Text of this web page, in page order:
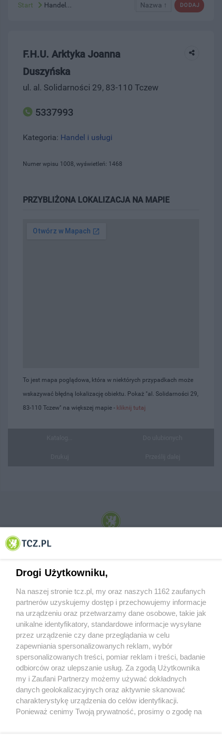
DODAJ
Nazwa ↑
Start Handel...
F.H.U. Arktyka Joanna
Duszyńska
ul. al. Solidarności 29, 83-110 Tczew
5337993
Kategoria: Handel i usługi
Numer wpisu 1008, wyświetleń: 1468
PRZYBLIŻONA LOKALIZACJA NA MAPIE
To jest mapa poglądowa, która w niektórych przypadkach może
wskazywać błędną lokalizację obiektu. Pokaż "al. Solidarności 29,
83-110 Tczew" na większej mapie - kliknij tutaj
© 2001-2026 Tczew - TCZ.PL Sp. z o.o. Internetowy Serwis Informacyjny Miasta
O FIRMIE POLITYKA PRYWATNOŚCI HOSTING
REKLAMA WSPÓŁPRACA RSS FACEBOOK KONTAKT
Nasze serwisy
Aktualności
Tcz24
Muzyka i kultura
Archiwum wydarzeń
Drogi Użytkowniku,
Na naszej stronie tcz.pl, my oraz naszych 1162 zaufanych
partnerów uzyskujemy dostęp i przechowujemy informacje
na urządzeniu oraz przetwarzamy dane osobowe, takie jak
unikalne identyfikatory, standardowe informacje wysyłane
przez urządzenie czy dane przeglądania w celu
zapewniania spersonalizowanych reklam, wybór
spersonalizowanych treści, pomiar reklam i treści, badanie
odbiorców oraz ulepszanie usług. Za zgodą Użytkownika
my i Zaufani Partnerzy możemy używać dokładnych
danych geolokalizacyjnych oraz aktywnie skanować
charakterystykę urządzenia do celów identyfikacji.
Ponieważ cenimy Twoją prywatność, prosimy o zgodę na